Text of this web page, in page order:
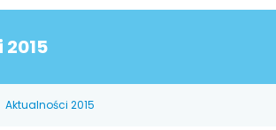
Aktualności 2015